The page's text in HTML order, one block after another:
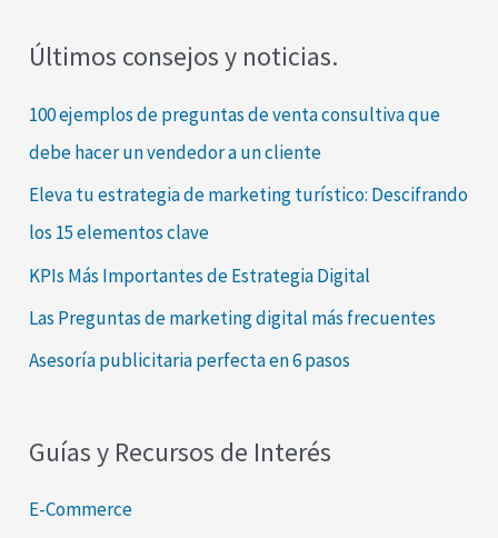
c
o
r
:
Últimos consejos y noticias.
100 ejemplos de preguntas de venta consultiva que
debe hacer un vendedor a un cliente
Eleva tu estrategia de marketing turístico: Descifrando
los 15 elementos clave
KPIs Más Importantes de Estrategia Digital
Las Preguntas de marketing digital más frecuentes
Asesoría publicitaria perfecta en 6 pasos
Guías y Recursos de Interés
E-Commerce